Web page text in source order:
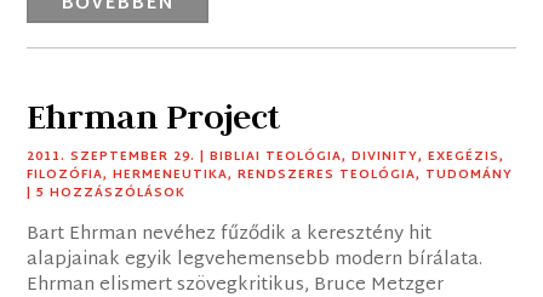
Ehrman Project
2011. SZEPTEMBER 29. |BIBLIAI TEOLÓGIA,DIVINITY,EXEGÉZIS,
FILOZÓFIA,HERMENEUTIKA,RENDSZERES TEOLÓGIA, TUDOMÁNY
| 5 HOZZÁSZÓLÁSOK
Bart Ehrman nevéhez fűződik a keresztény hit
alapjainak egyik legvehemensebb modern bírálata.
Ehrman elismert szövegkritikus, Bruce Metzger